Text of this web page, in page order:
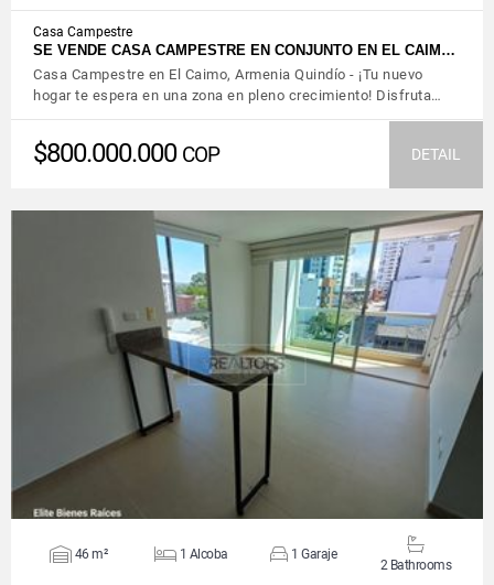
Casa Campestre
SE VENDE CASA CAMPESTRE EN CONJUNTO EN EL CAIM…
Casa Campestre en El Caimo, Armenia Quindío - ¡Tu nuevo
hogar te espera en una zona en pleno crecimiento! Disfruta…
$800.000.000 COP DETAIL
VIEW DETAILS
46 m² 1 Alcoba 1 Garaje
2 Bathrooms